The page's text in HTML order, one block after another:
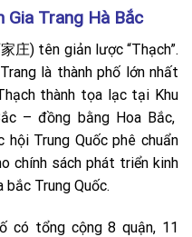
Gia Trang Hà Bắc
庄) tên giản lược “Thạch”.
là thành phố lớn nhất
thành tọa lạc tại Khu
– đồng bằng Hoa Bắc,
hội Trung Quốc phê chuẩn
chính sách phát triển kinh
Trung Quốc.
có tổng cộng 8 quận, 11